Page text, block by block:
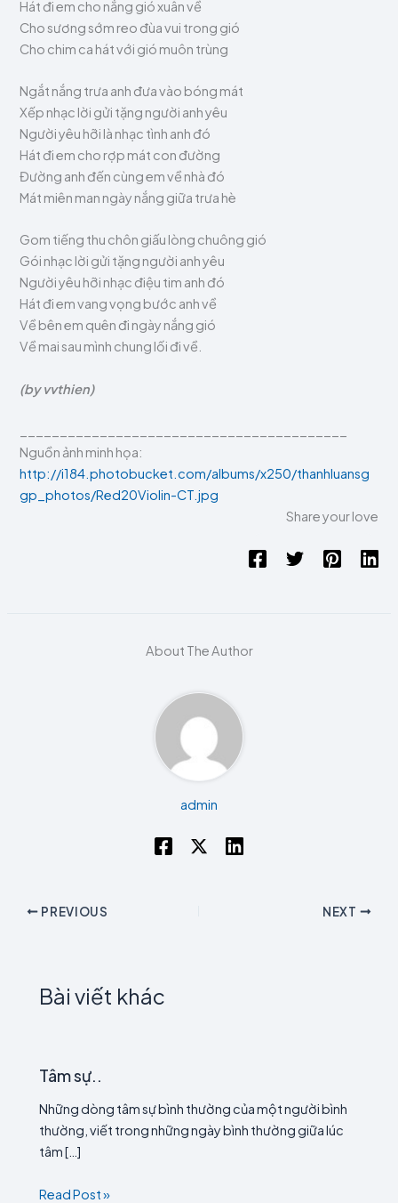
Hát đi em cho nắng gió xuân về
Cho sương sớm reo đùa vui trong gió
Cho chim ca hát với gió muôn trùng
Ngắt nắng trưa anh đưa vào bóng mát
Xếp nhạc lời gửi tặng người anh yêu
Người yêu hỡi là nhạc tình anh đó
Hát đi em cho rợp mát con đường
Đường anh đến cùng em về nhà đó
Mát miên man ngày nắng giữa trưa hè
Gom tiếng thu chôn giấu lòng chuông gió
Gói nhạc lời gửi tặng người anh yêu
Người yêu hỡi nhạc điệu tim anh đó
Hát đi em vang vọng bước anh về
Về bên em quên đi ngày nắng gió
Về mai sau mình chung lối đi về.
(by vvthien)
Nguồn ảnh minh họa:
http://i184.photobucket.com/albums/x250/thanhluansg
gp_photos/Red20Violin-CT.jpg
Share your love
About The Author
admin
PREVIOUS NEXT
Bài viết khác
Tâm sự..
Những dòng tâm sự bình thường của một người bình
thường, viết trong những ngày bình thường giữa lúc
tâm […]
Read Post »